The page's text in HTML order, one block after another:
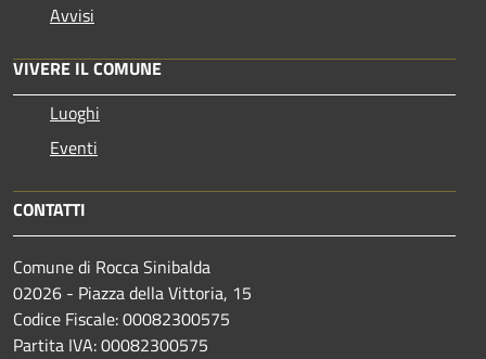
Avvisi
VIVERE IL COMUNE
Luoghi
Eventi
CONTATTI
Comune di Rocca Sinibalda
02026 - Piazza della Vittoria, 15
Codice Fiscale: 00082300575
Partita IVA: 00082300575